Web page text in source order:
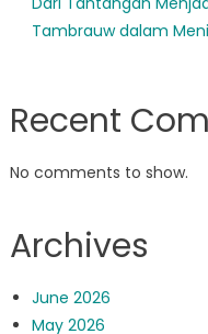
Tambrauw dalam
Recent
No comments to show.
Archives
June 2026
May 2026